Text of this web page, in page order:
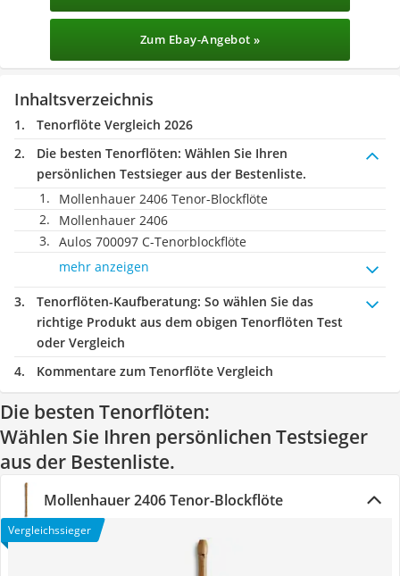
Zum Ebay-Angebot »
Inhaltsverzeichnis
Tenorflöte Vergleich 2026
Die besten Tenorflöten: Wählen Sie Ihren
persönlichen Testsieger aus der Bestenliste.
Mollenhauer 2406 Tenor-Blockflöte
Mollenhauer ‎2406
Aulos 700097 C-Tenorblockflöte
mehr anzeigen
Tenorflöten-Kaufberatung: So wählen Sie das
richtige Produkt aus dem obigen Tenorflöten Test
oder Vergleich
Kommentare zum Tenorflöte Vergleich
Die besten Tenorflöten:
Wählen Sie Ihren persönlichen Testsieger
aus der Bestenliste.
Mollenhauer 2406 Tenor-Blockflöte
Vergleichssieger